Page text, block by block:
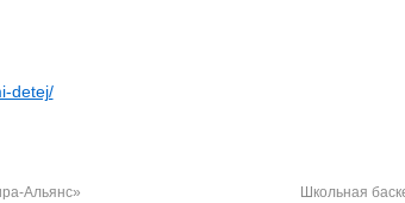
detej/
Альянс»
Школьная